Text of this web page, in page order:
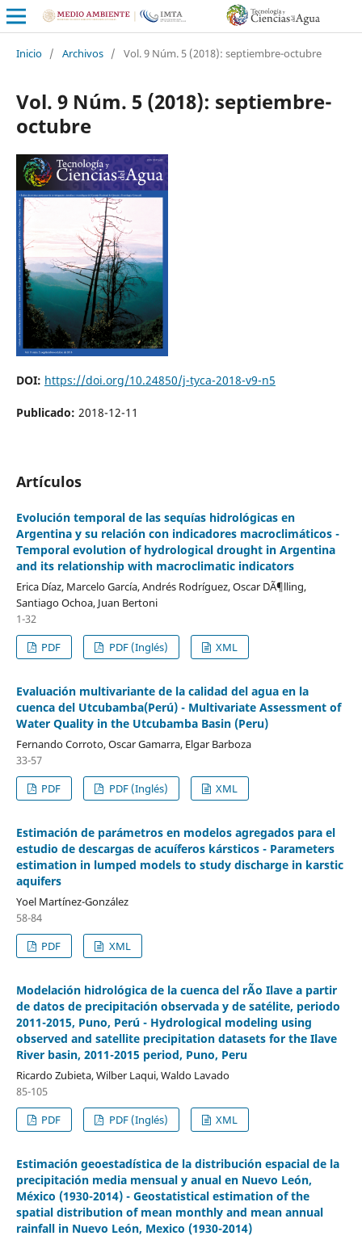
Inicio / Archivos / Vol. 9 Núm. 5 (2018): septiembre-octubre
Vol. 9 Núm. 5 (2018): septiembre-
octubre
DOI: https://doi.org/10.24850/j-tyca-2018-v9-n5
Publicado: 2018-12-11
Artículos
Evolución temporal de las sequías hidrológicas en
Argentina y su relación con indicadores macroclimáticos -
Temporal evolution of hydrological drought in Argentina
and its relationship with macroclimatic indicators
Erica Díaz, Marcelo García, Andrés Rodríguez, Oscar DÃ¶lling,
Santiago Ochoa, Juan Bertoni
1-32
PDF
PDF (Inglés) XML
Evaluación multivariante de la calidad del agua en la
cuenca del Utcubamba(Perú) - Multivariate Assessment of
Water Quality in the Utcubamba Basin (Peru)
Fernando Corroto, Oscar Gamarra, Elgar Barboza
33-57
PDF
PDF (Inglés) XML
Estimación de parámetros en modelos agregados para el
estudio de descargas de acuíferos kársticos - Parameters
estimation in lumped models to study discharge in karstic
aquifers
Yoel Martínez-González
58-84
PDF
XML
Modelación hidrológica de la cuenca del rÃ­o Ilave a partir
de datos de precipitación observada y de satélite, periodo
2011-2015, Puno, Perú - Hydrological modeling using
observed and satellite precipitation datasets for the Ilave
River basin, 2011-2015 period, Puno, Peru
Ricardo Zubieta, Wilber Laqui, Waldo Lavado
85-105
PDF
PDF (Inglés) XML
Estimación geoestadística de la distribución espacial de la
precipitación media mensual y anual en Nuevo León,
México (1930-2014) - Geostatistical estimation of the
spatial distribution of mean monthly and mean annual
rainfall in Nuevo León, Mexico (1930-2014)